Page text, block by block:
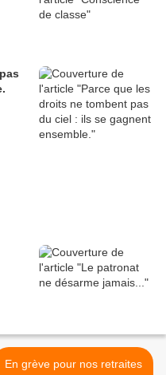
En grève pour nos retraites